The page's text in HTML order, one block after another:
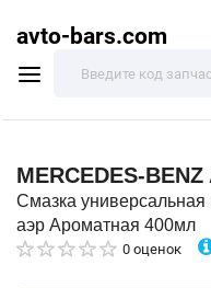
avto-bars.com
MERCEDES-BENZ
Смазка
аэр Ароматная 400мл
0 оценок